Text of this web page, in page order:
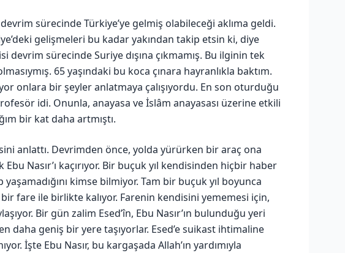
devrim sürecinde Türkiye’ye gelmiş olabileceği aklıma geldi.
gelişmeleri bu kadar yakından takip etsin ki, diye
sürecinde Suriye dışına çıkmamış. Bu ilginin tek
65 yaşındaki bu koca çınara hayranlıkla baktım.
onlara bir şeyler anlatmaya çalışıyordu. En son oturduğu
idi. Onunla, anayasa ve İslâm anayasası üzerine etkili
bir kat daha artmıştı.
anlattı. Devrimden önce, yolda yürürken bir araç ona
Nasır’ı kaçırıyor. Bir buçuk yıl kendisinden hiçbir haber
yaşamadığını kimse bilmiyor. Tam bir buçuk yıl boyunca
fare ile birlikte kalıyor. Farenin kendisini yememesi için,
Bir gün zalim Esed’în, Ebu Nasır’ın bulunduğu yeri
daha geniş bir yere taşıyorlar. Esed’e suikast ihtimaline
İşte Ebu Nasır, bu kargaşada Allah’ın yardımıyla